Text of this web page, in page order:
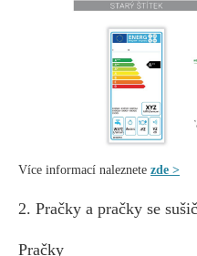
Více informací naleznete zde >
2. Pračky a pračky se
Pračky